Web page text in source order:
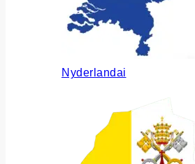
Nyderlandai